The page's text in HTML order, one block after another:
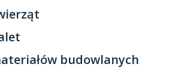
budowlanych